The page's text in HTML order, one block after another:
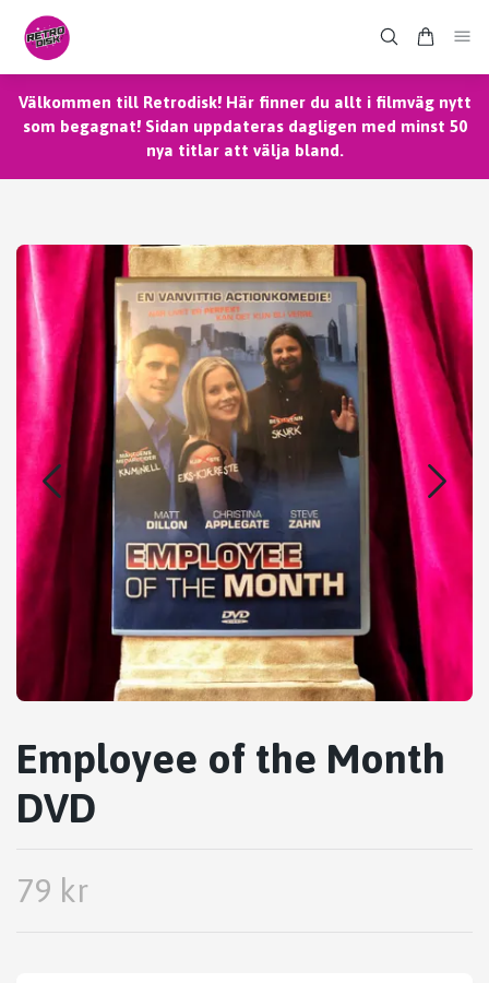
Välkommen till Retrodisk! Här finner du allt i filmväg nytt
som begagnat! Sidan uppdateras dagligen med minst 50
nya titlar att välja bland.
Employee of the Month
DVD
79 kr